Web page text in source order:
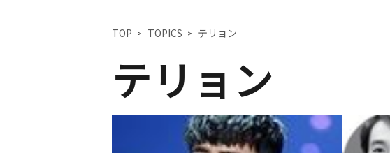
TOP TOPICS テリョン
テリョン